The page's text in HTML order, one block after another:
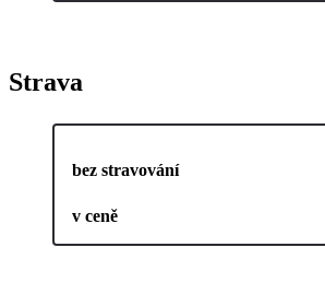
Strava
bez stravování
v ceně